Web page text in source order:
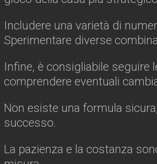
Includere una varietà di
Sperimentare diverse
Infine, è consigliabile
comprendere eventuali
Non esiste una formula
successo.
La pazienza e la costanza